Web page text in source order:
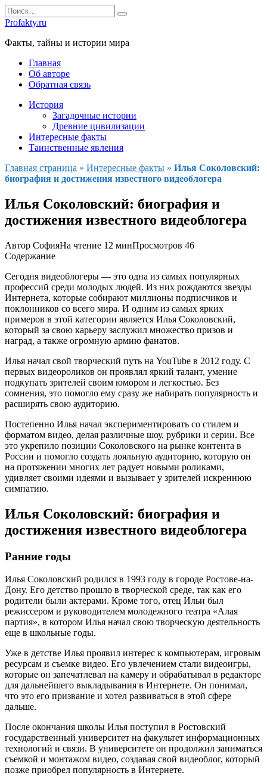
Перейти
к
содержанию
Search
for:
Profakty.ru
Факты, тайны и истории мира
Главная
Об авторе
Обратная связь
История
Загадочные истории
Древние цивилизации
Интересные факты
Таинственные явления
Главная страница » Интересные факты » Илья Соколовский:
биография и достижения известного видеоблогера
Илья Соколовский: биография и
достижения известного видеоблогера
Автор СофияНа чтение 12 минПросмотров 46
Содержание
Сегодня видеоблогеры — это одна из самых популярных
профессий среди молодых людей. Из них рождаются звезды
Интернета, которые собирают миллионы подписчиков и
поклонников со всего мира. И одним из самых ярких
примеров в этой категории является Илья Соколовский,
который за свою карьеру заслужил множество призов и
наград, а также огромную армию фанатов.
Илья начал свой творческий путь на YouTube в 2012 году. С
первых видеороликов он проявлял яркий талант, умение
подкупать зрителей своим юмором и легкостью. Без
сомнения, это помогло ему сразу же набирать популярность и
расширять свою аудиторию.
Постепенно Илья начал экспериментировать со стилем и
форматом видео, делая различные шоу, рубрики и серии. Все
это укрепило позиции Соколовского на рынке контента в
России и помогло создать лояльную аудиторию, которую он
на протяжении многих лет радует новыми роликами,
удивляет своими идеями и вызывает у зрителей искреннюю
симпатию.
Илья Соколовский: биография и
достижения известного видеоблогера
Ранние годы
Илья Соколовский родился в 1993 году в городе Ростове-на-
Дону. Его детство прошло в творческой среде, так как его
родители были актерами. Кроме того, отец Ильи был
режиссером и руководителем молодежного театра «Алая
партия», в котором Илья начал свою творческую деятельность
еще в школьные годы.
Уже в детстве Илья проявил интерес к компьютерам, игровым
ресурсам и съемке видео. Его увлечением стали видеоигры,
которые он запечатлевал на камеру и обрабатывал в редакторе
для дальнейшего выкладывания в Интернете. Он понимал,
что это его призвание и хотел развиваться в этой сфере
дальше.
После окончания школы Илья поступил в Ростовский
государственный университет на факультет информационных
технологий и связи. В университете он продолжил заниматься
съемкой и монтажом видео, создавая свой видеоблог, который
позже приобрел популярность в Интернете.